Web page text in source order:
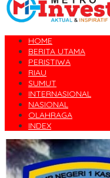
HOME
BERITA UTAMA
PERISTIWA
RIAU
SUMUT
INTERNASIONAL
NASIONAL
OLAHRAGA
INDEX